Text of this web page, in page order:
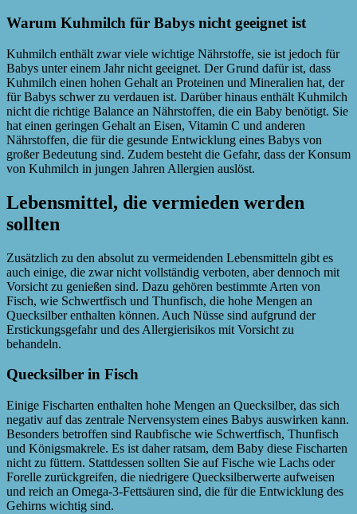
Warum Kuhmilch für Babys nicht geeignet ist
Kuhmilch enthält zwar viele wichtige Nährstoffe, sie ist jedoch für
Babys unter einem Jahr nicht geeignet. Der Grund dafür ist, dass
Kuhmilch einen hohen Gehalt an Proteinen und Mineralien hat, der
für Babys schwer zu verdauen ist. Darüber hinaus enthält Kuhmilch
nicht die richtige Balance an Nährstoffen, die ein Baby benötigt. Sie
hat einen geringen Gehalt an Eisen, Vitamin C und anderen
Nährstoffen, die für die gesunde Entwicklung eines Babys von
großer Bedeutung sind. Zudem besteht die Gefahr, dass der Konsum
von Kuhmilch in jungen Jahren Allergien auslöst.
Lebensmittel, die vermieden werden
sollten
Zusätzlich zu den absolut zu vermeidenden Lebensmitteln gibt es
auch einige, die zwar nicht vollständig verboten, aber dennoch mit
Vorsicht zu genießen sind. Dazu gehören bestimmte Arten von
Fisch, wie Schwertfisch und Thunfisch, die hohe Mengen an
Quecksilber enthalten können. Auch Nüsse sind aufgrund der
Erstickungsgefahr und des Allergierisikos mit Vorsicht zu
behandeln.
Quecksilber in Fisch
Einige Fischarten enthalten hohe Mengen an Quecksilber, das sich
negativ auf das zentrale Nervensystem eines Babys auswirken kann.
Besonders betroffen sind Raubfische wie Schwertfisch, Thunfisch
und Königsmakrele. Es ist daher ratsam, dem Baby diese Fischarten
nicht zu füttern. Stattdessen sollten Sie auf Fische wie Lachs oder
Forelle zurückgreifen, die niedrigere Quecksilberwerte aufweisen
und reich an Omega-3-Fettsäuren sind, die für die Entwicklung des
Gehirns wichtig sind.